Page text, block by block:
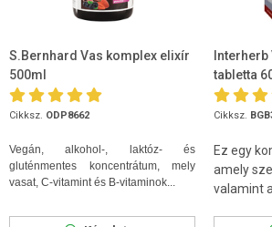
S.Bernhard Vas komplex elixír
500ml
Cikksz. ODP8662
Vegán, alkohol-, laktóz- és
gluténmentes koncentrátum, mely
vasat, C-vitamint és B-vitaminok...
Interherb
tabletta
Cikksz.
Ez egy
amely
valamint